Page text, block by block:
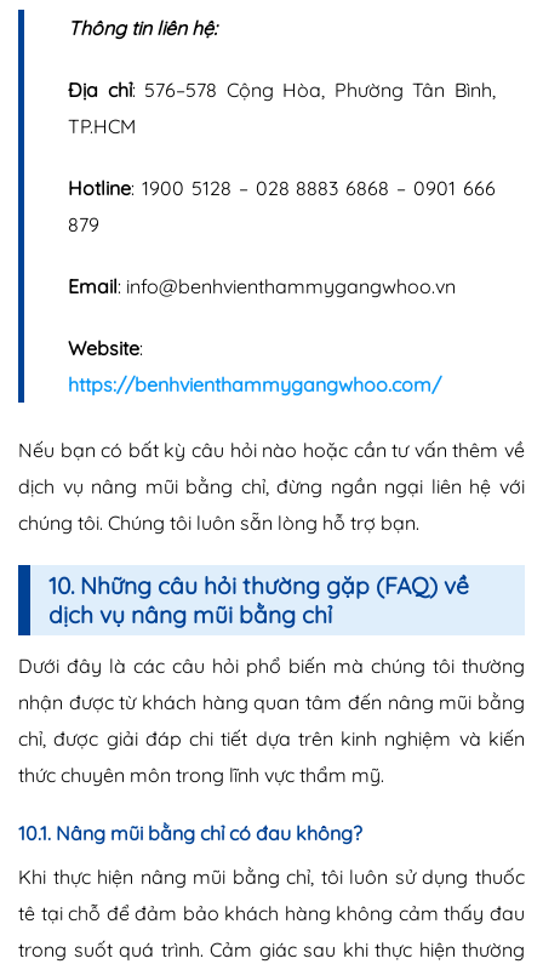
Thông tin liên hệ:
Địa chỉ: 576–578 Cộng Hòa, Phường Tân Bình,
TP.HCM
Hotline: 1900 5128 – 028 8883 6868 – 0901 666
879
Email: info@benhvienthammygangwhoo.vn
Website:
https://benhvienthammygangwhoo.com/
Nếu bạn có bất kỳ câu hỏi nào hoặc cần tư vấn thêm về
dịch vụ nâng mũi bằng chỉ, đừng ngần ngại liên hệ với
chúng tôi. Chúng tôi luôn sẵn lòng hỗ trợ bạn.
10. Những câu hỏi thường gặp (FAQ) về
dịch vụ nâng mũi bằng chỉ
Dưới đây là các câu hỏi phổ biến mà chúng tôi thường
nhận được từ khách hàng quan tâm đến nâng mũi bằng
chỉ, được giải đáp chi tiết dựa trên kinh nghiệm và kiến
thức chuyên môn trong lĩnh vực thẩm mỹ.
10.1. Nâng mũi bằng chỉ có đau không?
Khi thực hiện nâng mũi bằng chỉ, tôi luôn sử dụng thuốc
tê tại chỗ để đảm bảo khách hàng không cảm thấy đau
trong suốt quá trình. Cảm giác sau khi thực hiện thường